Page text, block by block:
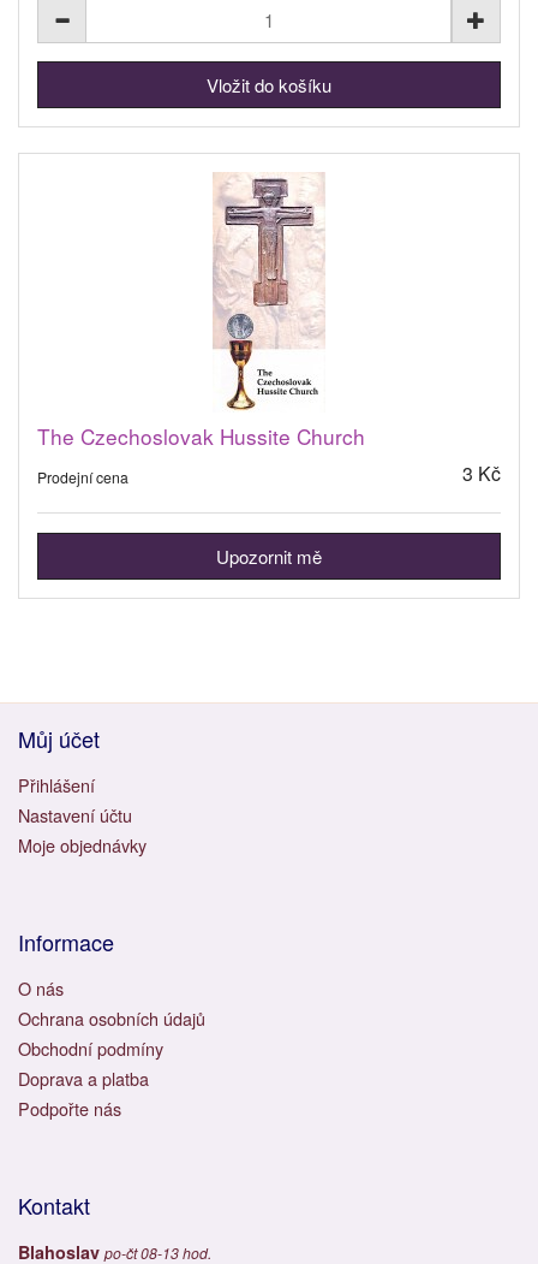
The Czechoslovak Hussite Church
Prodejní cena 3 Kč
Upozornit mě
Můj účet
Přihlášení
Nastavení účtu
Moje objednávky
Informace
O nás
Ochrana osobních údajů
Obchodní podmíny
Doprava a platba
Podpořte nás
Kontakt
Blahoslav po-čt 08-13 hod.